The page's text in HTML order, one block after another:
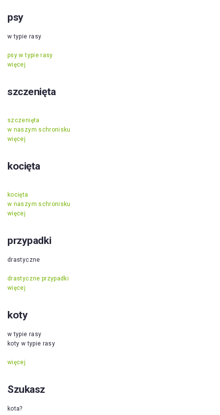
psy
w typie rasy
psy w typie rasy
więcej
szczenięta
szczenięta
w naszym schronisku
więcej
kocięta
kocięta
w naszym schronisku
więcej
przypadki
drastyczne
drastyczne przypadki
więcej
koty
w typie rasy
koty w typie rasy
więcej
Szukasz
kota?